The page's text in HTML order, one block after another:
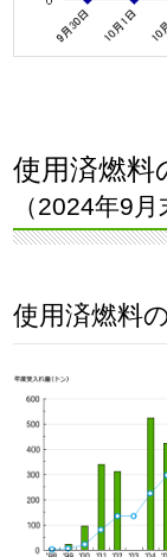
使用済燃料
（2024年9月
使用済燃料